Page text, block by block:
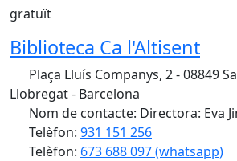
gratuït
Biblioteca Ca l'Altisent
Plaça Lluís Companys, 2 - 08849
Llobregat - Barcelona
Nom de contacte: Directora: Eva
Telèfon: 931 151 256
Telèfon: 673 688 097 (whatsapp)